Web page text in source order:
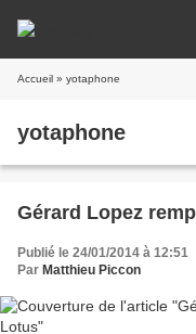
Accueil » yotaphone
yotaphone
Gérard Lopez
Publié le 24/01/2014 à 12:51
Par Matthieu Piccon